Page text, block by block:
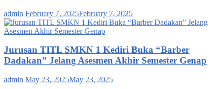
admin February 7, 2025February 7, 2025
Jurusan TITL SMKN 1 Kediri Buka “Barber
Dadakan” Jelang Asesmen Akhir Semester Genap
admin May 23, 2025May 23, 2025